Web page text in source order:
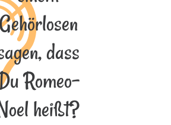
dass
Romeo-
heißt?